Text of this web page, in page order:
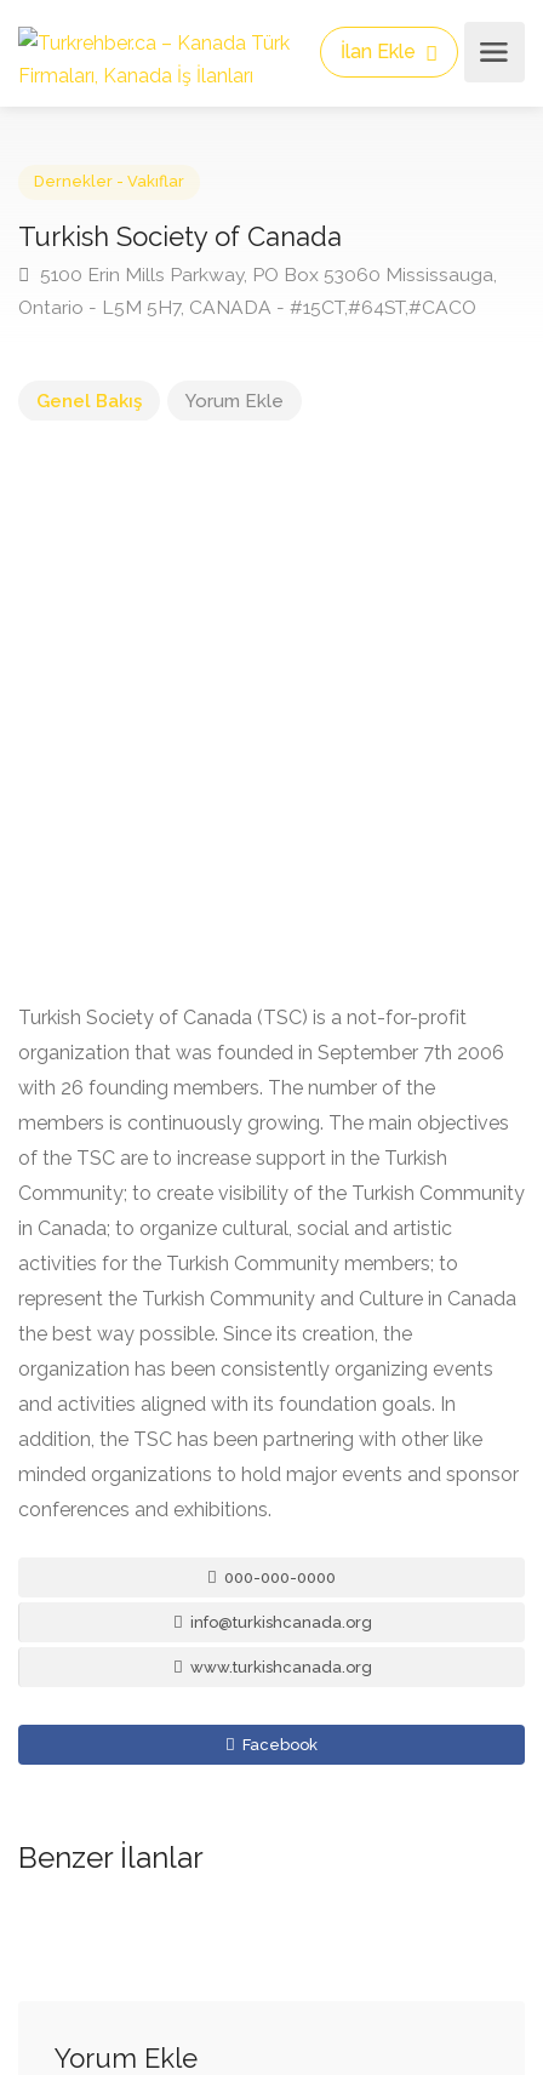
İlan Ekle
Turkish Society of Canada
5100 Erin Mills Parkway, PO Box 53060 Mississauga,
Genel Bakış Yorum Ekle
Turkish Society of Canada (TSC) is a not-for-profit
organization that was founded in September 7th 2006
with 26 founding members. The number of the
members is continuously growing. The main objectives
of the TSC are to increase support in the Turkish
Community; to create visibility of the Turkish Community
in Canada; to organize cultural, social and artistic
activities for the Turkish Community members; to
represent the Turkish Community and Culture in Canada
the best way possible. Since its creation, the
organization has been consistently organizing events
and activities aligned with its foundation goals. In
addition, the TSC has been partnering with other like
minded organizations to hold major events and sponsor
conferences and exhibitions.
000-000-0000
info@turkishcanada.org
www.turkishcanada.org
Facebook
Benzer İlanlar
Yorum Ekle